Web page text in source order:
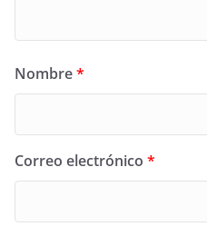
Nombre*
Correo electrónico *